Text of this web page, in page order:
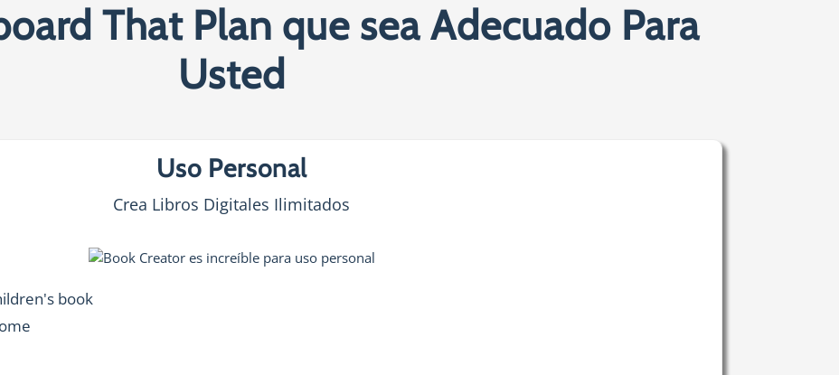
That Plan que sea Adecuado Para
Usted
Uso Personal
Crea Libros Digitales Ilimitados
book